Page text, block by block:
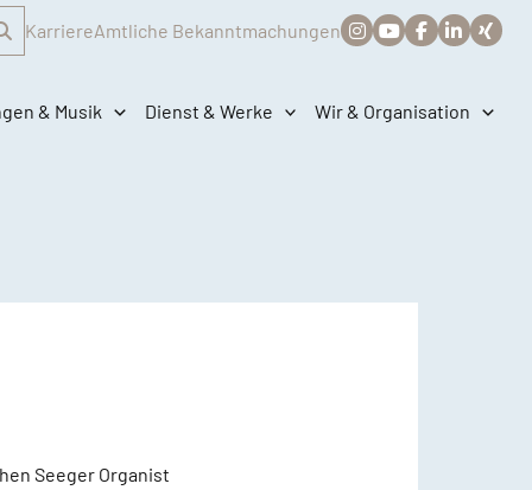
KarriereAmtliche Bekanntmachungen
& Musik Dienst & Werke Wir & Organisation
Seeger Organist